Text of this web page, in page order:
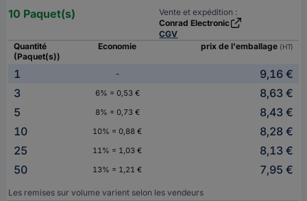
10 Paquet(s)
Vente et expédition :
Conrad Electronic
CGV
Quantité
(Paquet(s))
Economie prix de l'emballage (HT)
1 -
9,16 €
3
6% = 0,53 €
8,63 €
5
8% = 0,73 €
8,43 €
10
10% = 0,88 €
8,28 €
25
11% = 1,03 €
8,13 €
50
13% = 1,21 € 7,95 €
Les remises sur volume varient selon les vendeurs